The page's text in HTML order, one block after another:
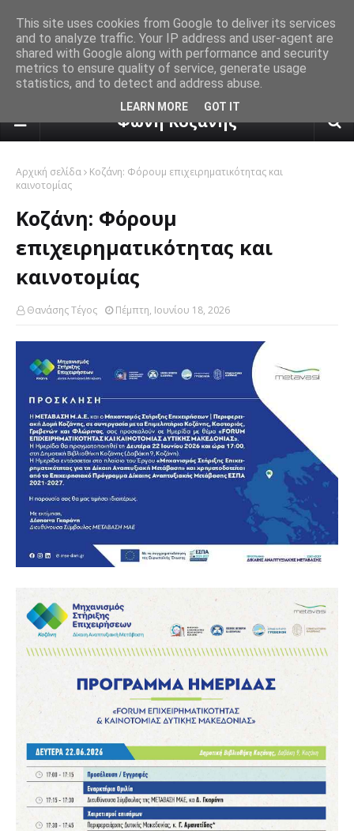
πρόγνωση καιρού από το
Φωνή Κοζάνης
Αρχική σελίδα
Κοζάνη: Φόρουμ επιχειρηματικότητας και
καινοτομίας
Κοζάνη: Φόρουμ
επιχειρηματικότητας και
καινοτομίας
Θανάσης Τέγος Πέμπτη, Ιουνίου 18, 2026
This site uses cookies from Google to deliver its services
and to analyze traffic. Your IP address and user-agent are
shared with Google along with performance and security
metrics to ensure quality of service, generate usage
statistics, and to detect and address abuse.
LEARN MORE GOT IT